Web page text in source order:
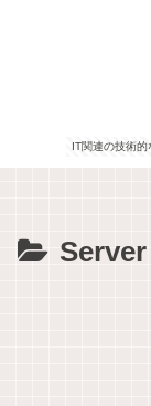
IT関連の技術的
Server